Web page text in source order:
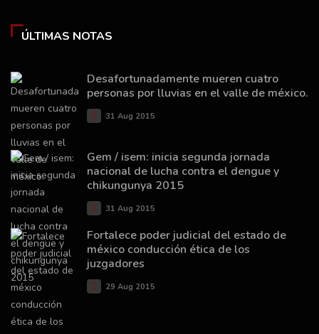
ÚLTIMAS NOTAS
Desafortunadamente mueren cuatro
personas por lluvias en el valle de méxico.
31 Aug 2015
Gem / isem: inicia segunda jornada
nacional de lucha contra el dengue y
chikungunya 2015
31 Aug 2015
Fortalece poder judicial del estado de
méxico conducción ética de los
juzgadores
29 Aug 2015